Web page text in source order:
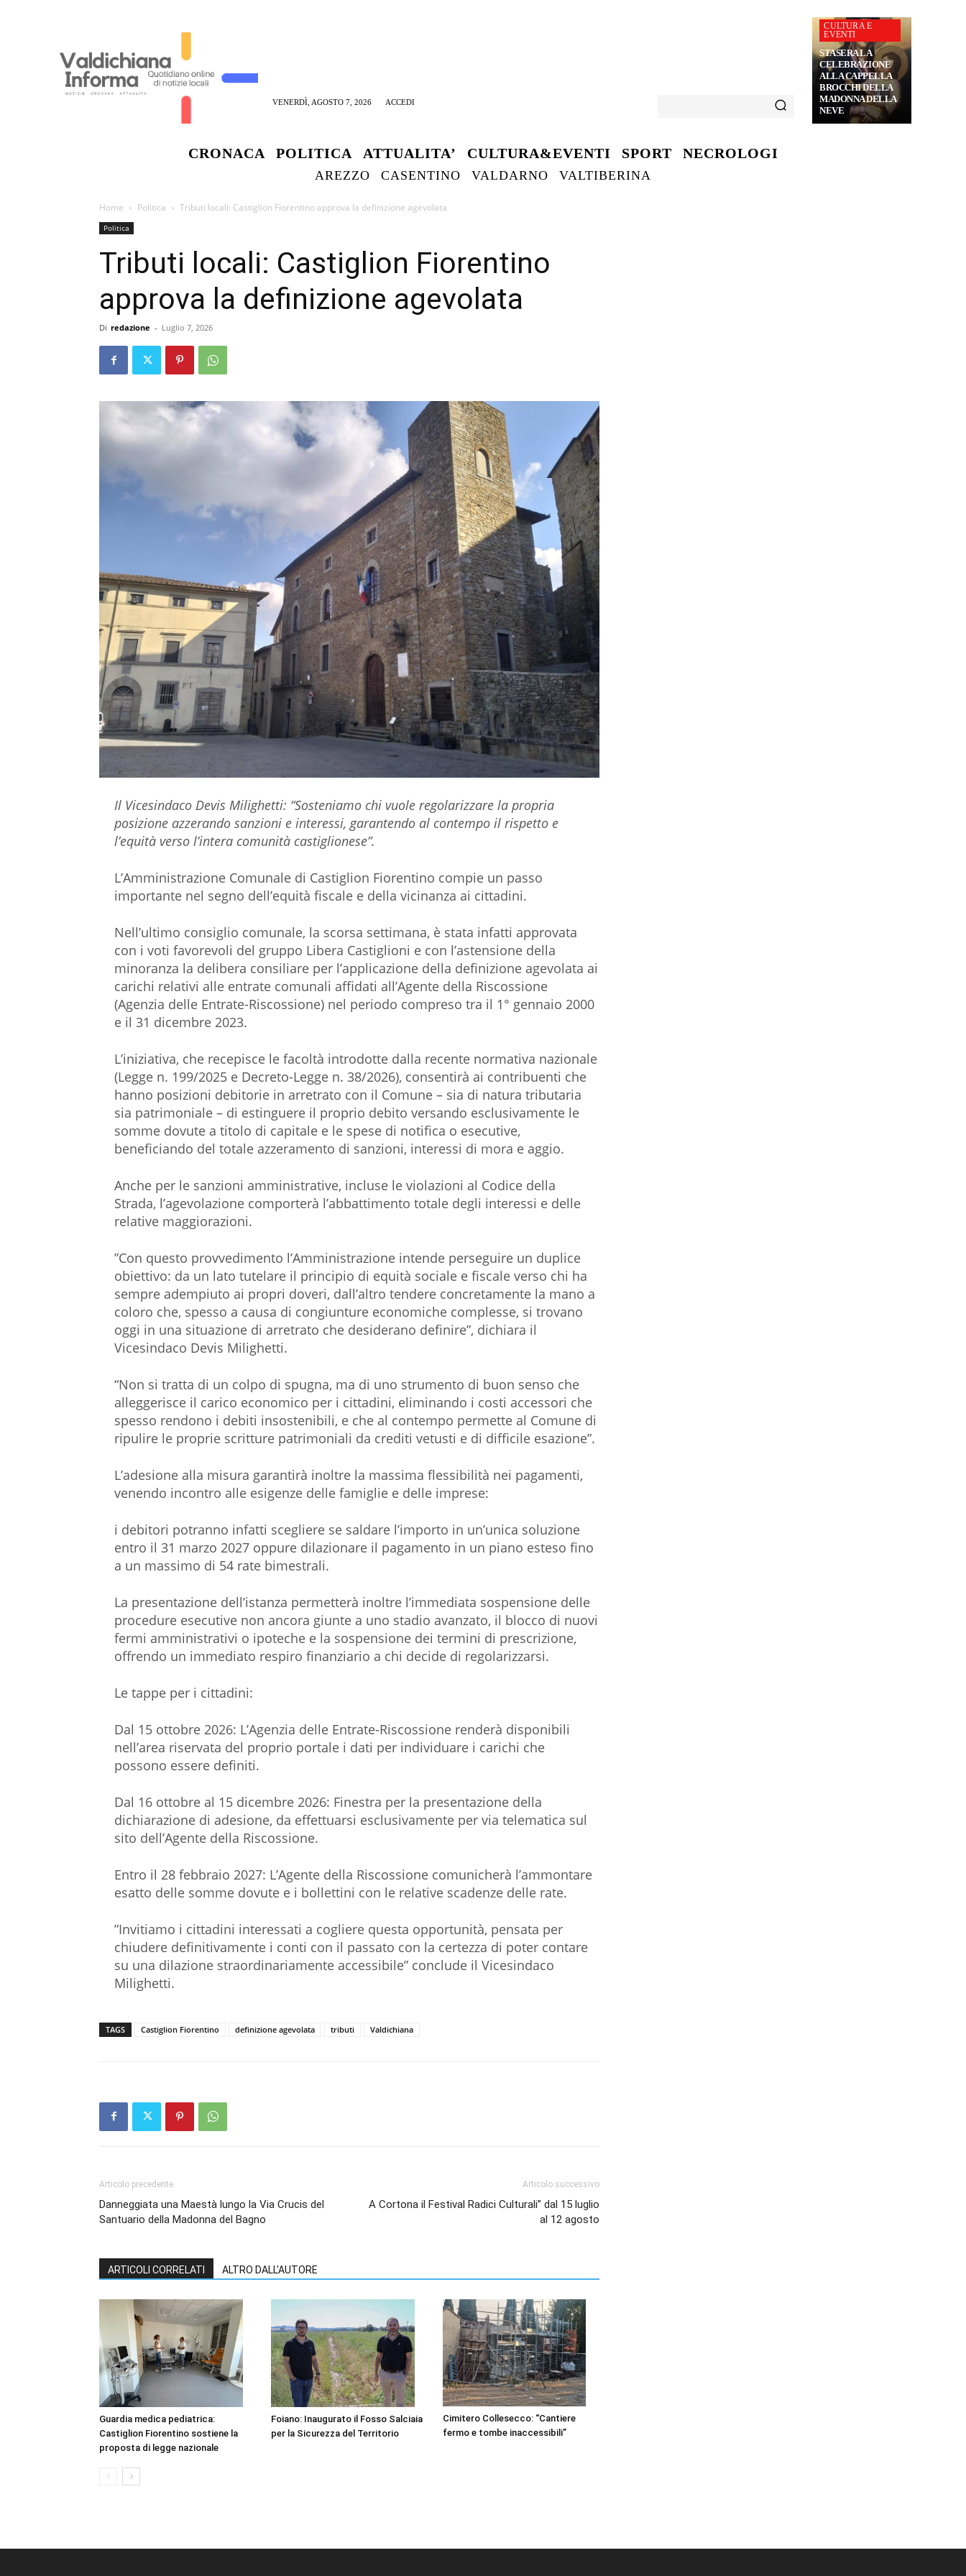
VENERDÌ, AGOSTO 7, 2026 ACCEDI
CULTURA E
EVENTI
STASERA LA
CELEBRAZIONE
ALLA CAPPELLA
BROCCHI DELLA
MADONNA DELLA
NEVE
CRONACA POLITICA ATTUALITA’ CULTURA&EVENTI SPORT NECROLOGI
AREZZO CASENTINO VALDARNO VALTIBERINA
Home Politica Tributi locali: Castiglion Fiorentino approva la definizione agevolata
Politica
Tributi locali: Castiglion Fiorentino
approva la definizione agevolata
Di redazione - Luglio 7, 2026
Il Vicesindaco Devis Milighetti: “Sosteniamo chi vuole regolarizzare la propria
posizione azzerando sanzioni e interessi, garantendo al contempo il rispetto e
l’equità verso l’intera comunità castiglionese”.
L’Amministrazione Comunale di Castiglion Fiorentino compie un passo
importante nel segno dell’equità fiscale e della vicinanza ai cittadini.
Nell’ultimo consiglio comunale, la scorsa settimana, è stata infatti approvata
con i voti favorevoli del gruppo Libera Castiglioni e con l’astensione della
minoranza la delibera consiliare per l’applicazione della definizione agevolata ai
carichi relativi alle entrate comunali affidati all’Agente della Riscossione
(Agenzia delle Entrate-Riscossione) nel periodo compreso tra il 1° gennaio 2000
e il 31 dicembre 2023.
​L’iniziativa, che recepisce le facoltà introdotte dalla recente normativa nazionale
(Legge n. 199/2025 e Decreto-Legge n. 38/2026), consentirà ai contribuenti che
hanno posizioni debitorie in arretrato con il Comune – sia di natura tributaria
sia patrimoniale – di estinguere il proprio debito versando esclusivamente le
somme dovute a titolo di capitale e le spese di notifica o esecutive,
beneficiando del totale azzeramento di sanzioni, interessi di mora e aggio.
Anche per le sanzioni amministrative, incluse le violazioni al Codice della
Strada, l’agevolazione comporterà l’abbattimento totale degli interessi e delle
relative maggiorazioni.
​”Con questo provvedimento l’Amministrazione intende perseguire un duplice
obiettivo: da un lato tutelare il principio di equità sociale e fiscale verso chi ha
sempre adempiuto ai propri doveri, dall’altro tendere concretamente la mano a
coloro che, spesso a causa di congiunture economiche complesse, si trovano
oggi in una situazione di arretrato che desiderano definire”, dichiara il
Vicesindaco Devis Milighetti.
“Non si tratta di un colpo di spugna, ma di uno strumento di buon senso che
alleggerisce il carico economico per i cittadini, eliminando i costi accessori che
spesso rendono i debiti insostenibili, e che al contempo permette al Comune di
ripulire le proprie scritture patrimoniali da crediti vetusti e di difficile esazione”.
​L’adesione alla misura garantirà inoltre la massima flessibilità nei pagamenti,
venendo incontro alle esigenze delle famiglie e delle imprese:
i debitori potranno infatti scegliere se saldare l’importo in un’unica soluzione
entro il 31 marzo 2027 oppure dilazionare il pagamento in un piano esteso fino
a un massimo di 54 rate bimestrali.
​La presentazione dell’istanza permetterà inoltre l’immediata sospensione delle
procedure esecutive non ancora giunte a uno stadio avanzato, il blocco di nuovi
fermi amministrativi o ipoteche e la sospensione dei termini di prescrizione,
offrendo un immediato respiro finanziario a chi decide di regolarizzarsi.
Le tappe per i cittadini:
​Dal 15 ottobre 2026: L’Agenzia delle Entrate-Riscossione renderà disponibili
nell’area riservata del proprio portale i dati per individuare i carichi che
possono essere definiti.
​Dal 16 ottobre al 15 dicembre 2026: Finestra per la presentazione della
dichiarazione di adesione, da effettuarsi esclusivamente per via telematica sul
sito dell’Agente della Riscossione.
​Entro il 28 febbraio 2027: L’Agente della Riscossione comunicherà l’ammontare
esatto delle somme dovute e i bollettini con le relative scadenze delle rate.
​”Invitiamo i cittadini interessati a cogliere questa opportunità, pensata per
chiudere definitivamente i conti con il passato con la certezza di poter contare
su una dilazione straordinariamente accessibile” conclude il Vicesindaco
Milighetti.
TAGS Castiglion Fiorentino definizione agevolata tributi Valdichiana
Articolo precedente
Danneggiata una Maestà lungo la Via Crucis del
Santuario della Madonna del Bagno
Articolo successivo
A Cortona il Festival Radici Culturali” dal 15 luglio
al 12 agosto
ARTICOLI CORRELATI ALTRO DALL'AUTORE
Guardia medica pediatrica:
Castiglion Fiorentino sostiene la
proposta di legge nazionale
Foiano: Inaugurato il Fosso Salciaia
per la Sicurezza del Territorio
Cimitero Collesecco: “Cantiere
fermo e tombe inaccessibili”